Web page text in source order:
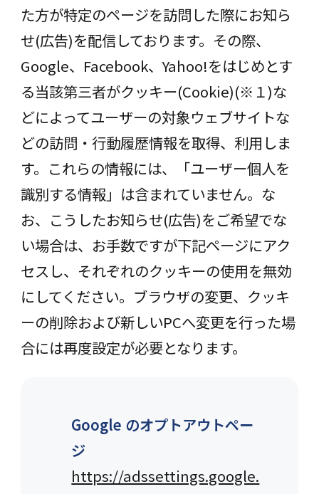
た方が特定のページを訪問した際にお知ら
せ(広告)を配信しております。その際、
Google、Facebook、Yahoo!をはじめとす
る当該第三者がクッキー(Cookie)(※１)な
どによってユーザーの対象ウェブサイトな
どの訪問・行動履歴情報を取得、利用しま
す。これらの情報には、「ユーザー個人を
識別する情報」は含まれていません。な
お、こうしたお知らせ(広告)をご希望でな
い場合は、お手数ですが下記ページにアク
セスし、それぞれのクッキーの使用を無効
にしてください。ブラウザの変更、クッキ
ーの削除および新しいPCへ変更を行った場
合には再度設定が必要となります。
Google のオプトアウトペー
ジ
https://adssettings.google.